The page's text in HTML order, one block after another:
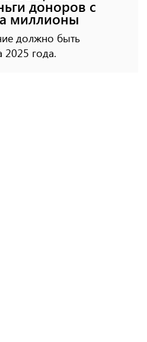
доноров с
миллионы
должно быть
2025 года.